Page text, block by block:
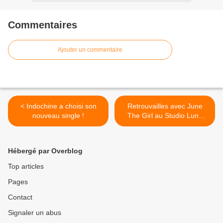
Commentaires
Ajouter un commentaire
< Indochine a choisi son
nouveau single !
Retrouvailles avec June
The Girl au Studio Luna
Rossa afin d’en apprendre
Hébergé par Overblog
Top articles
Pages
Contact
Signaler un abus